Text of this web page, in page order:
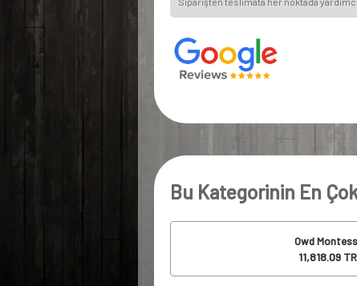
Bu Kategorinin En
Owd
11,818.09